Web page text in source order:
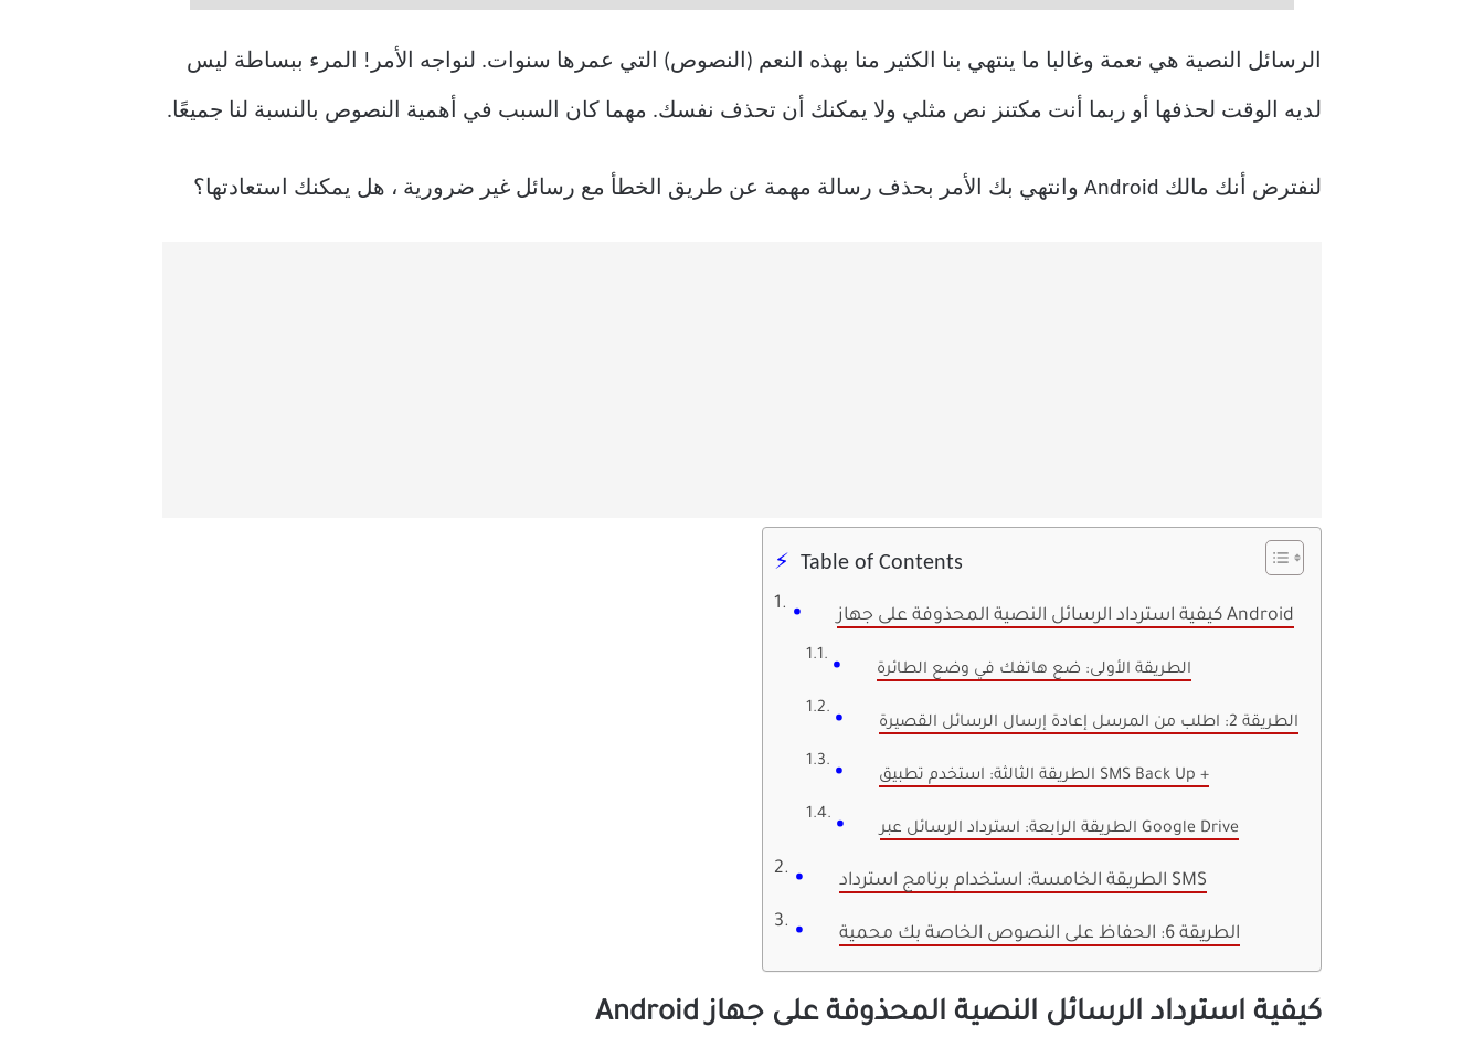
الرسائل النصية هي نعمة وغالبا ما ينتهي بنا الكثير منا بهذه النعم (النصوص) التي عمرها سنوات. لنواجه الأمر! المرء ببساطة ليس
لديه الوقت لحذفها أو ربما أنت مكتنز نص مثلي ولا يمكنك أن تحذف نفسك. مهما كان السبب في أهمية النصوص بالنسبة لنا جميعًا.
لنفترض أنك مالك Android وانتهي بك الأمر بحذف رسالة مهمة عن طريق الخطأ مع رسائل غير ضرورية ، هل يمكنك استعادتها؟
Table of Contents
كيفية استرداد الرسائل النصية المحذوفة على جهاز Android
الطريقة الأولى: ضع هاتفك في وضع الطائرة
الطريقة 2: اطلب من المرسل إعادة إرسال الرسائل القصيرة
الطريقة الثالثة: استخدم تطبيق SMS Back Up +
الطريقة الرابعة: استرداد الرسائل عبر Google Drive
الطريقة الخامسة: استخدام برنامج استرداد SMS
الطريقة 6: الحفاظ على النصوص الخاصة بك محمية
كيفية استرداد الرسائل النصية المحذوفة على جهاز Android